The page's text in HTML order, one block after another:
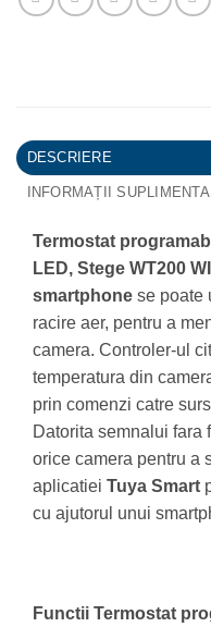
DESCRIERE
INFORMAȚII
Termostat
LED, Stege WT200
smartphone se poate
racire aer, pentru a
camera. Controler-ul
temperatura din
prin comenzi catre
Datorita semnalui fara
orice camera pentru a
aplicatiei Tuya Smart
cu ajutorul unui
Functii Termostat